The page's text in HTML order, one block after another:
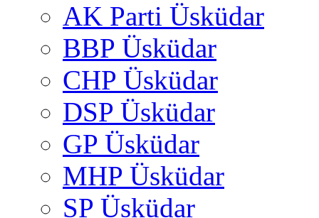
AK Parti Üsküdar
BBP Üsküdar
CHP Üsküdar
DSP Üsküdar
GP Üsküdar
MHP Üsküdar
SP Üsküdar